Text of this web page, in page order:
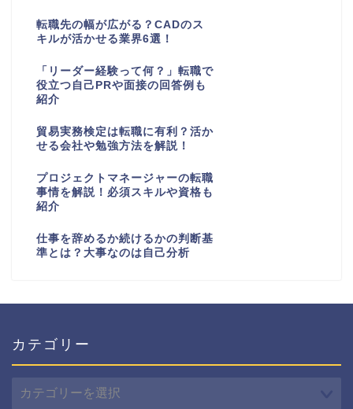
転職先の幅が広がる？CADのス
キルが活かせる業界6選！
「リーダー経験って何？」転職で
役立つ自己PRや面接の回答例も
紹介
貿易実務検定は転職に有利？活か
せる会社や勉強方法を解説！
プロジェクトマネージャーの転職
事情を解説！必須スキルや資格も
紹介
仕事を辞めるか続けるかの判断基
準とは？大事なのは自己分析
カテゴリー
テ